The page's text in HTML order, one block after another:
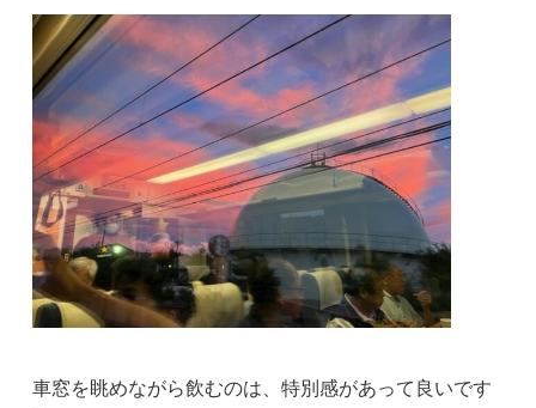
車窓を眺めながら飲むのは、特別感があって良いです